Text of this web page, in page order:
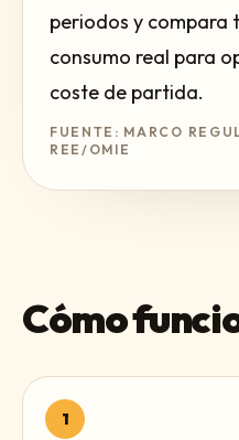
periodos y compara
consumo real para
coste de partida.
FUENTE: MARCO
REE/OMIE
Cómo
1